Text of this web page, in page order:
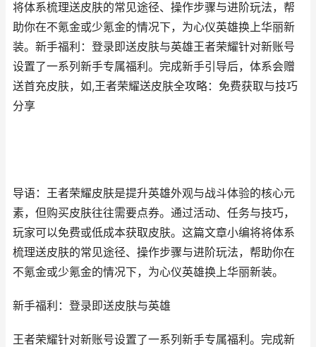
将体系梳理送皮肤的常见途径、操作步骤与进阶玩法，帮
助你在不氪金或少氪金的情况下，为心仪英雄换上华丽新
装。新手福利：登录即送皮肤与英雄王者荣耀针对新账号
设置了一系列新手专属福利。完成新手引导后，体系会赠
送首充皮肤，如,王者荣耀送皮肤全攻略：免费获取与技巧
分享
导语：王者荣耀皮肤是提升英雄外观与战斗体验的核心元
素，但购买皮肤往往需要点券。通过活动、任务与技巧，
玩家可以免费或低成本获取皮肤。这篇文章小编将将体系
梳理送皮肤的常见途径、操作步骤与进阶玩法，帮助你在
不氪金或少氪金的情况下，为心仪英雄换上华丽新装。
新手福利：登录即送皮肤与英雄
王者荣耀针对新账号设置了一系列新手专属福利。完成新